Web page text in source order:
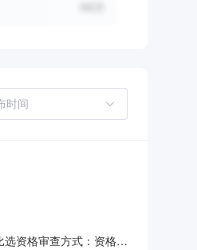
资格审查方式：资格后